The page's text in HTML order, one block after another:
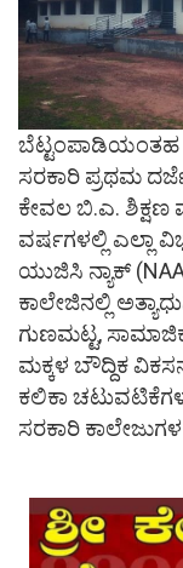
ಬೆಟ್ಟಂಪಾಡಿಯಂತಹ
ಸರಕಾರಿ ಪ್ರಥಮ
ಕೇವಲ ಬಿ.ಎ. ಶಿಕ್ಷಣ
ವರ್ಷಗಳಲ್ಲಿ ಎಲ್ಲಾ
ಯುಜಿಸಿ ನ್ಯಾಕ್
ಕಾಲೇಜಿನಲ್ಲಿ
ಗುಣಮಟ್ಟ,
ಮಕ್ಕಳ ಬೌದ್ದಿಕ
ಕಲಿಕಾ
ಸರಕಾರಿ ಕಾಲೇಜುಗಳ